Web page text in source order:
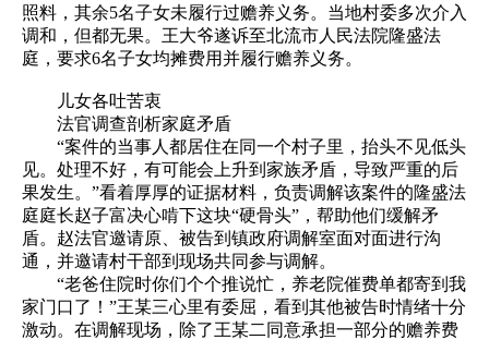
照料，其余5名子女未履行过赡养义务。当地村委多次介入
调和，但都无果。王大爷遂诉至北流市人民法院隆盛法
庭，要求6名子女均摊费用并履行赡养义务。
儿女各吐苦衷
法官调查剖析家庭矛盾
“案件的当事人都居住在同一个村子里，抬头不见低头
见。处理不好，有可能会上升到家族矛盾，导致严重的后
果发生。”看着厚厚的证据材料，负责调解该案件的隆盛法
庭庭长赵子富决心啃下这块“硬骨头”，帮助他们缓解矛
盾。赵法官邀请原、被告到镇政府调解室面对面进行沟
通，并邀请村干部到现场共同参与调解。
“老爸住院时你们个个推说忙，养老院催费单都寄到我
家门口了！”王某三心里有委屈，看到其他被告时情绪十分
激动。在调解现场，除了王某二同意承担一部分的赡养费